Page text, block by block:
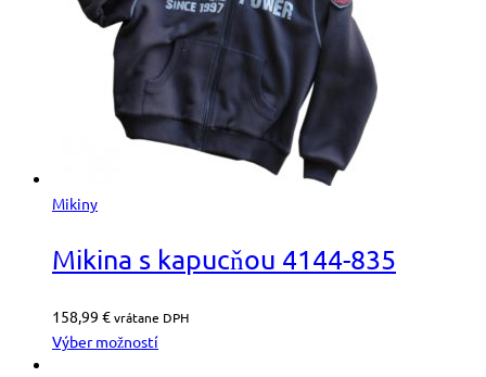
Mikiny
Mikina s kapucňou 4144-835
158,99 €vrátane DPH
Výber možností